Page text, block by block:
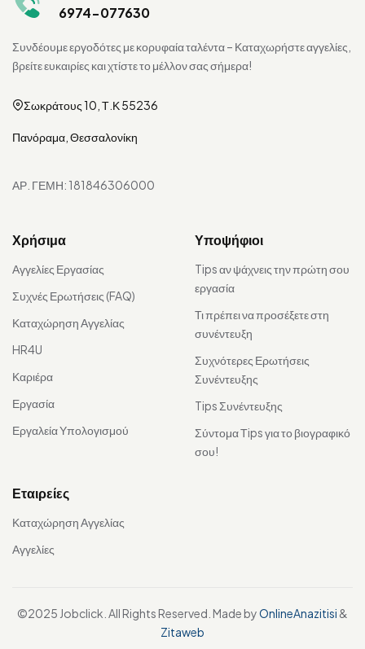
6974-077630
Συνδέουμε εργοδότες με κορυφαία ταλέντα – Καταχωρήστε αγγελίες,
βρείτε ευκαιρίες και χτίστε το μέλλον σας σήμερα!
Σωκράτους 10, Τ.Κ 55236
Πανόραμα, Θεσσαλονίκη
ΑΡ. ΓΕΜΗ: 181846306000
Χρήσιμα
Αγγελίες Εργασίας
Συχνές Ερωτήσεις (FAQ)
Καταχώρηση Αγγελίας
HR4U
Καριέρα
Εργασία
Εργαλεία Υπολογισμού
Υποψήφιοι
Tips αν ψάχνεις την πρώτη σου
εργασία
Τι πρέπει να προσέξετε στη
συνέντευξη
Συχνότερες Ερωτήσεις
Συνέντευξης
Tips Συνέντευξης
Σύντομα Τips για το βιογραφικό
σου!
Εταιρείες
Καταχώρηση Αγγελίας
Αγγελίες
©2025 Jobclick. All Rights Reserved. Made byOnlineAnazitisi &
Zitaweb